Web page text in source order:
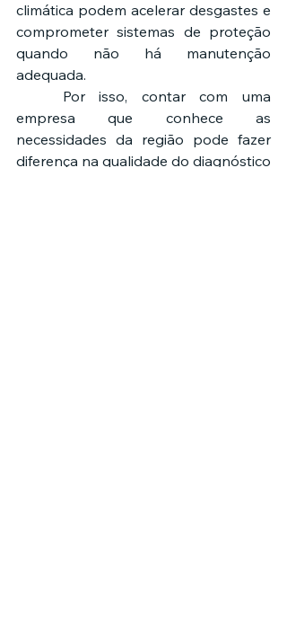
climática podem acelerar desgastes e
comprometer sistemas de proteção
quando não há manutenção
adequada.
empresa que conhece as
necessidades da região pode fazer
diferença na qualidade do diagnóstico